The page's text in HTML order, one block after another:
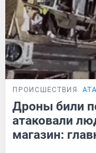
ПРОИСШЕСТВИЯ
Дроны били
атаковали
магазин: